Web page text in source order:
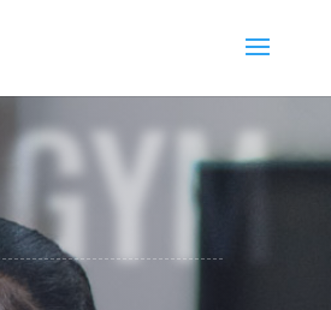
GYM